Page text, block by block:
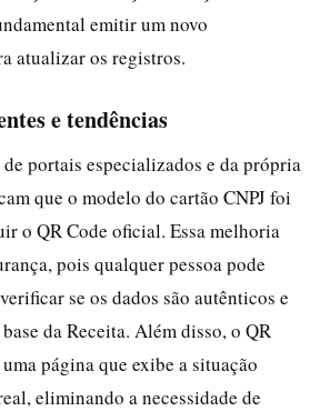
emitir um novo
atualizar os registros.
e tendências
portais especializados e da própria
que o modelo do cartão CNPJ foi
o QR Code oficial. Essa melhoria
pois qualquer pessoa pode
se os dados são autênticos e
da Receita. Além disso, o QR
página que exibe a situação
eliminando a necessidade de